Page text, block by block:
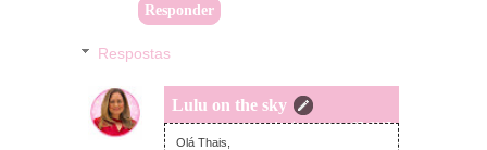
Responder
Respostas
Lulu on the sky
domingo, agosto 27, 2017
Olá Thais,